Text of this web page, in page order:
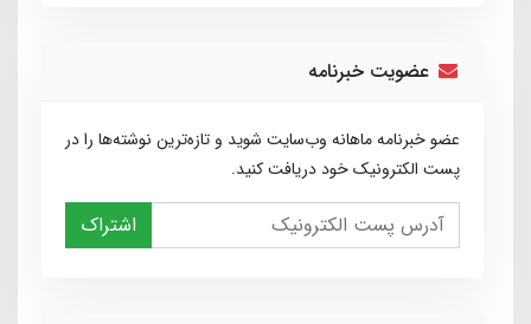
عضویت خبرنامه
عضو خبرنامه ماهانه وب‌سایت شوید و تازه‌ترین نوشته‌ها را در
پست الکترونیک خود دریافت کنید.
اشتراک